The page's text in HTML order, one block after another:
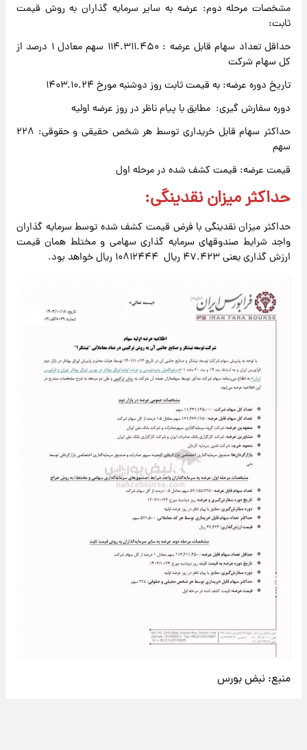
مشخصات مرحله دوم: عرضه به سایر سرمایه گذاران به روش قیمت
ثابت:
حداقل تعداد سهام قابل عرضه : ۱۱۴.۳۱۱.۴۵۰ سهم معادل ۱ درصد از
کل سهام شرکت
تاریخ دوره عرضه: به قیمت ثابت روز دوشنبه مورخ ۱۴۰۳.۱۰.۲۴
دوره سفارش گیری: مطابق با پیام ناظر در روز عرضه اولیه
حداکثر سهام قابل خریداری توسط هر شخص حقیقی و حقوقی: ۲۲۸
سهم
قیمت عرضه: قیمت کشف شده در مرحله اول
حداکثر میزان نقدینگی:
حداکثر میزان نقدینگی با فرض قیمت کشف شده توسط سرمایه گذاران
واجد شرایط صندوقهای سرمایه گذاری سهامی و مختلط همان قیمت
ارزش گذاری یعنی ۴۷.۴۲۳ ریال ۱۰۸۱۲۴۴۴ ریال خواهد بود.
منبع: نبض بورس